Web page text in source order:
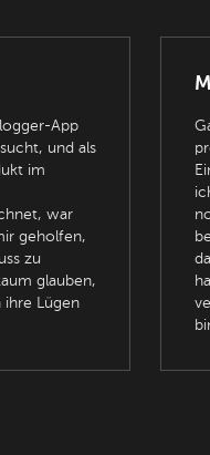
App
und als
im
war
geholfen,
zu
glauben,
ihre Lügen